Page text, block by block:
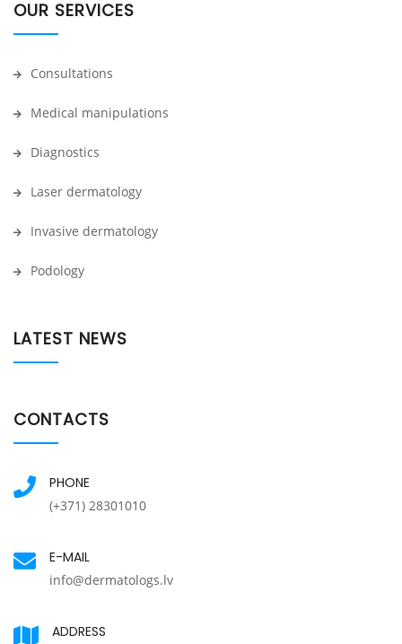
OUR SERVICES
Consultations
Medical manipulations
Diagnostics
Laser dermatology
Invasive dermatology
Podology
LATEST NEWS
CONTACTS
PHONE
(+371) 28301010
E-MAIL
info@dermatologs.lv
ADDRESS